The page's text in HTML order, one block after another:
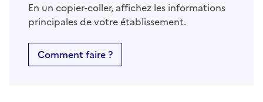
En un copier-coller, affichez les informations
principales de votre établissement.
Comment faire ?